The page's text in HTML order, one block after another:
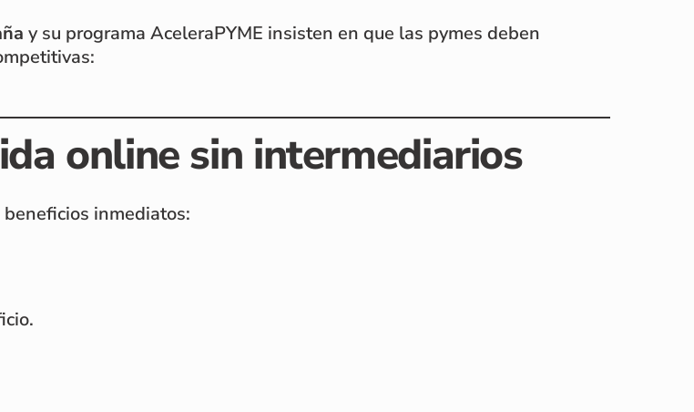
y su programa AceleraPYME insisten en que las pymes deben
online sin intermediarios
inmediatos: